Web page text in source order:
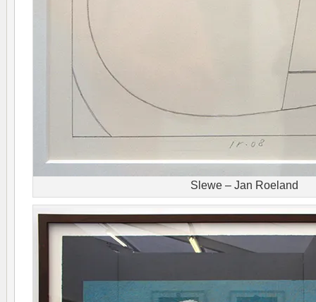
Slewe – Jan Roeland